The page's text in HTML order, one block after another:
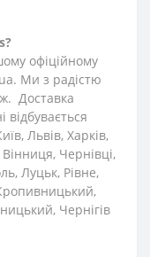
офіційному
Ми з радістю
Доставка
Львів, Харків,
Чернівці,
Луцьк, Рівне,
Чернігів